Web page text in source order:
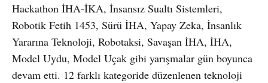
Hackathon İHA-İKA, İnsansız Sualtı Sistemleri,
Robotik Fetih 1453, Sürü İHA, Yapay Zeka, İnsanlık
Yararına Teknoloji, Robotaksi, Savaşan İHA, İHA,
Model Uydu, Model Uçak gibi yarışmalar gün boyunca
devam etti. 12 farklı kategoride düzenlenen teknoloji